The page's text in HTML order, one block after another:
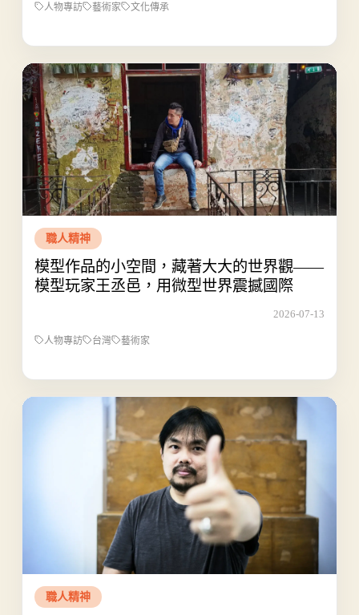
人物專訪 藝術家 文化傳承
職人精神
模型作品的小空間，藏著大大的世界觀——
模型玩家王丞邑，用微型世界震撼國際
2026-07-13
人物專訪 台灣 藝術家
職人精神